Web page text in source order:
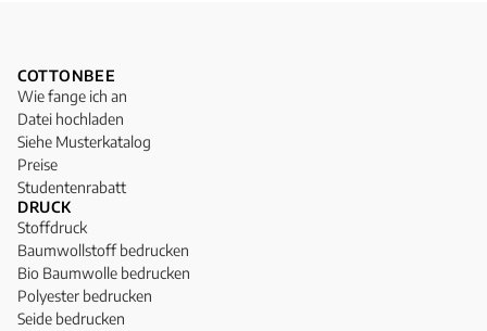
COTTONBEE
Wie fange ich an
Datei hochladen
Siehe Musterkatalog
Preise
Studentenrabatt
DRUCK
Stoffdruck
Baumwollstoff bedrucken
Bio Baumwolle bedrucken
Polyester bedrucken
Seide bedrucken